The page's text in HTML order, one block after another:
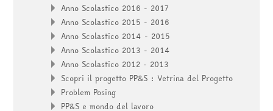
Anno Scolastico 2016 - 2017
Anno Scolastico 2015 - 2016
Anno Scolastico 2014 - 2015
Anno Scolastico 2013 - 2014
Anno Scolastico 2012 - 2013
Scopri il progetto PP&S : Vetrina del Progetto
Problem Posing
PP&S e mondo del lavoro